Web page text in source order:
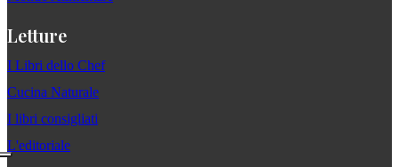
Letture
I Libri dello Chef
Cucina Naturale
I libri consigliati
L'editoriale